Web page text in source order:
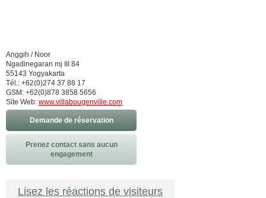
Anggih / Noor
Ngadinegaran mj III 84
55143 Yogyakarta
Tél.: +62(0)274 37 88 17
GSM: +62(0)878 3858 5656
Site Web: www.villabougenville.com
Demande de réservation
Prenez contact sans aucun
engagement
Lisez les réactions de visiteurs